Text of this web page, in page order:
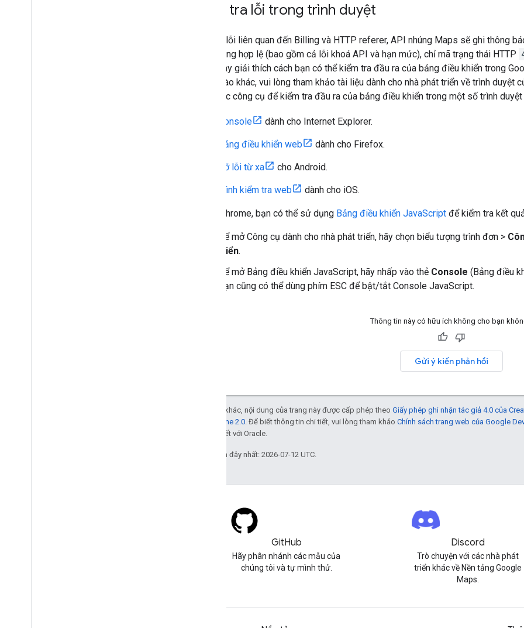
Kiểm tra lỗi trong trình duyệt
Đối với lỗi liên quan đến Billing và HTTP referer, API nhúng Maps sẽ ghi thông
cầu không hợp lệ (bao gồm cả lỗi khoá API và hạn mức), chỉ mã trạng thái HTTP
Phần này giải thích cách bạn có thể kiểm tra đầu ra của bảng điều khiển trong
duyệt nào khác, vui lòng tham khảo tài liệu dành cho nhà phát triển về trình duyệt
sách các công cụ để kiểm tra đầu ra của bảng điều khiển trong một số trình duyệt
Console dành cho Internet Explorer.
Bảng điều khiển web dành cho Firefox.
Gỡ lỗi từ xa cho Android.
Trình kiểm tra web dành cho iOS.
Trong Chrome, bạn có thể sử dụng Bảng điều khiển JavaScript để kiểm tra kết
Để mở Công cụ dành cho nhà phát triển, hãy chọn biểu tượng trình đơn >
triển.
Để mở Bảng điều khiển JavaScript, hãy nhấp vào thẻ Console (Bảng điều
Bạn cũng có thể dùng phím ESC để bật/tắt Console JavaScript.
Thông tin này có hữu ích không cho bạn
Gửi ý kiến phản hồi
Trừ phi có lưu ý khác, nội dung của trang này được cấp phép theo Giấy phép ghi nhận tác giả 4.0 của
Giấy phép Apache 2.0 . Để biết thông tin chi tiết, vui lòng tham khảo Chính sách trang web của Google
các đơn vị liên kết với Oracle.
Cập nhật lần gần đây nhất: 2026-07-12 UTC.
GitHub
Hãy phân nhánh các mẫu của
chúng tôi và tự mình thử.
Discord
Trò chuyện với các nhà phát
triển khác về Nền tảng Google
Maps.